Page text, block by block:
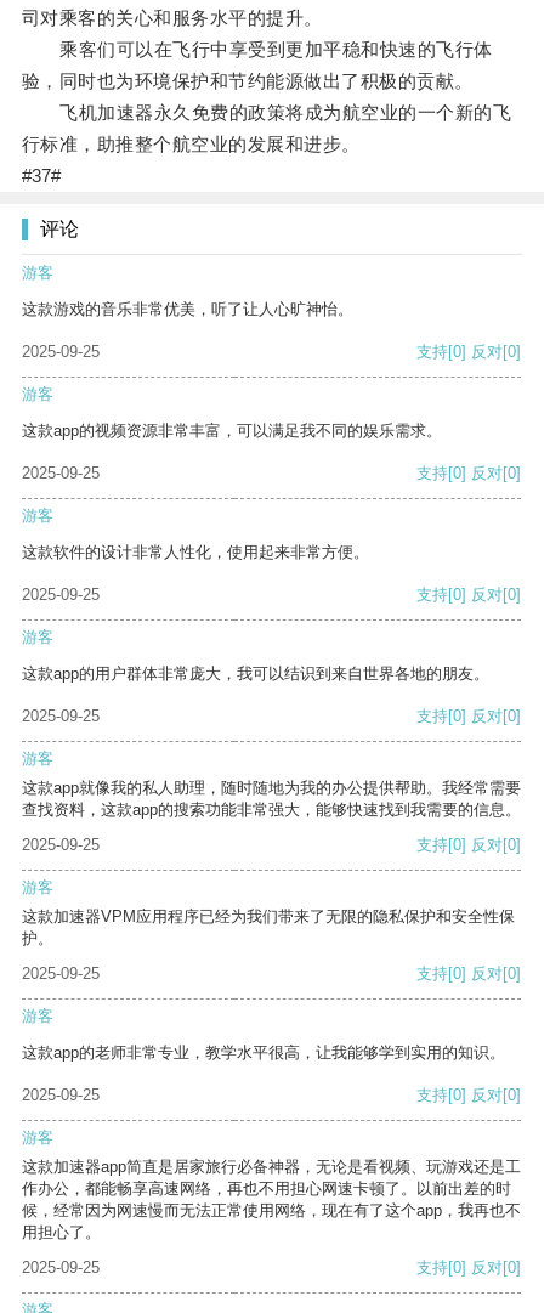
司对乘客的关心和服务水平的提升。
乘客们可以在飞行中享受到更加平稳和快速的飞行体
验，同时也为环境保护和节约能源做出了积极的贡献。
飞机加速器永久免费的政策将成为航空业的一个新的飞
行标准，助推整个航空业的发展和进步。
#37#
评论
游客
这款游戏的音乐非常优美，听了让人心旷神怡。
2025-09-25 支持[0] 反对[0]
游客
这款app的视频资源非常丰富，可以满足我不同的娱乐需求。
2025-09-25 支持[0] 反对[0]
游客
这款软件的设计非常人性化，使用起来非常方便。
2025-09-25 支持[0] 反对[0]
游客
这款app的用户群体非常庞大，我可以结识到来自世界各地的朋友。
2025-09-25 支持[0] 反对[0]
游客
这款app就像我的私人助理，随时随地为我的办公提供帮助。我经常需要
查找资料，这款app的搜索功能非常强大，能够快速找到我需要的信息。
2025-09-25
支持[0] 反对[0]
游客
这款加速器VPM应用程序已经为我们带来了无限的隐私保护和安全性保
护。
2025-09-25
支持[0] 反对[0]
游客
这款app的老师非常专业，教学水平很高，让我能够学到实用的知识。
2025-09-25 支持[0] 反对[0]
游客
这款加速器app简直是居家旅行必备神器，无论是看视频、玩游戏还是工
作办公，都能畅享高速网络，再也不用担心网速卡顿了。以前出差的时
候，经常因为网速慢而无法正常使用网络，现在有了这个app，我再也不
用担心了。
2025-09-25
支持[0] 反对[0]